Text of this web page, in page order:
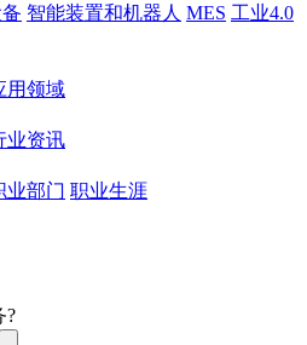
智能装置和机器人 MES 工业4.0
用领域
业资讯
业部门 职业生涯
?